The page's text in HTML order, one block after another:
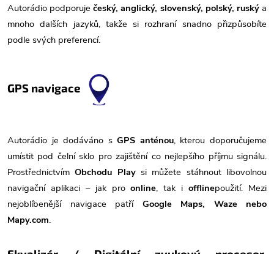
Autorádio podporuje český, anglický, slovenský, polský, ruský a
mnoho dalších jazyků, takže si rozhraní snadno přizpůsobíte
podle svých preferencí.
GPS navigace
Autorádio je dodáváno s GPS anténou, kterou doporučujeme
umístit pod čelní sklo pro zajištění co nejlepšího příjmu signálu.
Prostřednictvím Obchodu Play si můžete stáhnout libovolnou
navigační aplikaci – jak pro online, tak i offlinepoužití. Mezi
nejoblíbenější navigace patří
Google Maps, Waze nebo
Mapy.com.